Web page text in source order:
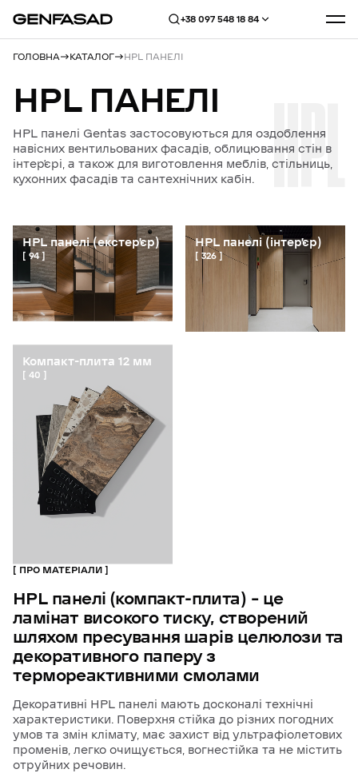
+38 097 548 18 84
ГОЛОВНА КАТАЛОГ HPL ПАНЕЛІ
HPL ПАНЕЛІ
HPL панелі Gentas застосовуються для оздоблення
навісних вентильованих фасадів, облицювання стін в
інтерʼєрі, а також для виготовлення меблів, стільниць,
кухонних фасадів та сантехнічних кабін.
HPL
HPL панелі (екстерʼєр)
94
HPL панелі (інтерʼєр)
326
Компакт-плита 12 мм
40
ПРО МАТЕРІАЛИ
HPL панелі (компакт-плита) – це
ламінат високоготиску, створений
шляхом пресування шарів целюлозита
декоративного паперуз
термореактивними смолами
Декоративні HPL панелі мають досконалі технічні
характеристики. Поверхня стійка до різних погодних
умов та змін клімату, має захист від ультрафіолетових
променів, легко очищується, вогнестійка та не містить
отруйних речовин.